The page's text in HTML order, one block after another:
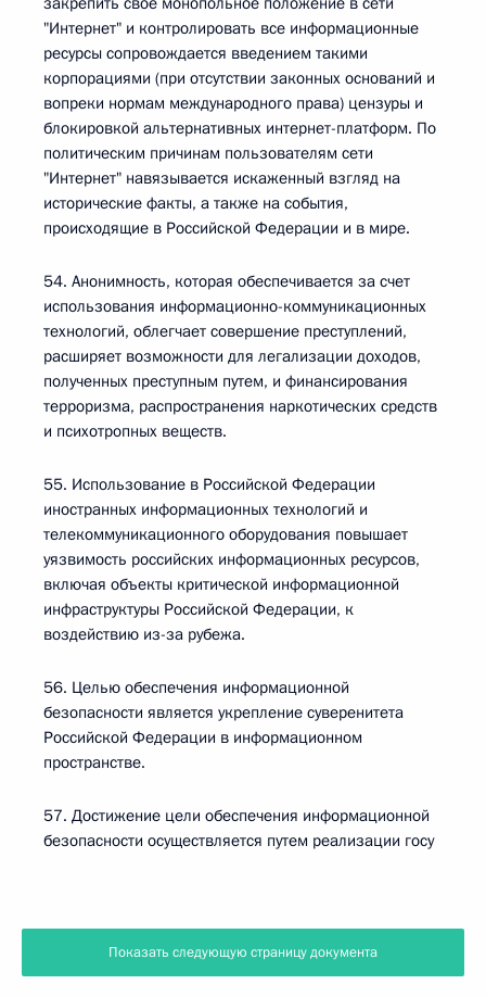
"Интернет" и контролировать все информационные
ресурсы сопровождается введением такими
корпорациями (при отсутствии законных оснований и
вопреки нормам международного права) цензуры и
блокировкой альтернативных интернет-платформ. По
политическим причинам пользователям сети
"Интернет" навязывается искаженный взгляд на
исторические факты, а также на события,
происходящие в Российской Федерации и в мире.
54. Анонимность, которая обеспечивается за счет
использования информационно-коммуникационных
технологий, облегчает совершение преступлений,
расширяет возможности для легализации доходов,
полученных преступным путем, и финансирования
терроризма, распространения наркотических средств
и психотропных веществ.
55. Использование в Российской Федерации
иностранных информационных технологий и
телекоммуникационного оборудования повышает
уязвимость российских информационных ресурсов,
включая объекты критической информационной
инфраструктуры Российской Федерации, к
воздействию из-за рубежа.
56. Целью обеспечения информационной
безопасности является укрепление суверенитета
Российской Федерации в информационном
пространстве.
57. Достижение цели обеспечения информационной
безопасности осуществляется путем реализации госу
Показать следующую страницу документа